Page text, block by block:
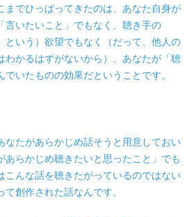
までひっぱってきたのは、あなた自身が
言いたいこと」でもなく、聴き手の
という）欲望でもなく（だって、他人の
わかるはずがないから）、あなたが「聴
いたものの効果だということです。
なたがあらかじめ話そうと用意しておい
あらかじめ聴きたいと思ったこと」でも
こんな話を聴きたがっているのではない
創作された話なんです。